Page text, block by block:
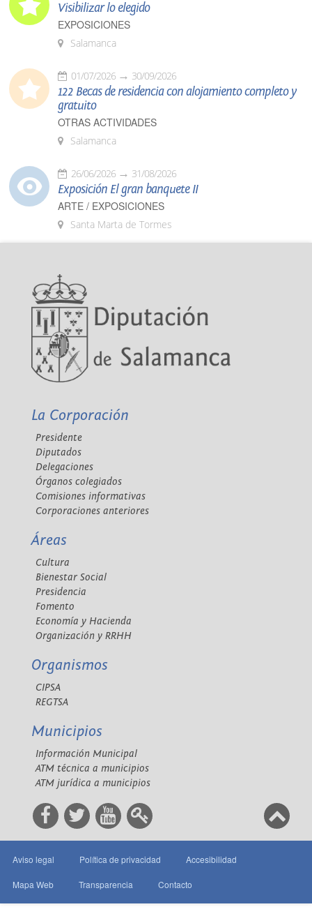
Visibilizar lo elegido
EXPOSICIONES
Salamanca
01/07/2026 30/09/2026
122 Becas de residencia con alojamiento completo y
gratuito
OTRAS ACTIVIDADES
Salamanca
26/06/2026 31/08/2026
Exposición El gran banquete II
ARTE / EXPOSICIONES
Santa Marta de Tormes
La Corporación
Presidente
Diputados
Delegaciones
Órganos colegiados
Comisiones informativas
Corporaciones anteriores
Áreas
Cultura
Bienestar Social
Presidencia
Fomento
Economía y Hacienda
Organización y RRHH
Organismos
CIPSA
REGTSA
Municipios
Información Municipal
ATM técnica a municipios
ATM jurídica a municipios
Aviso legal Política de privacidad Accesibilidad
Mapa Web Transparencia Contacto